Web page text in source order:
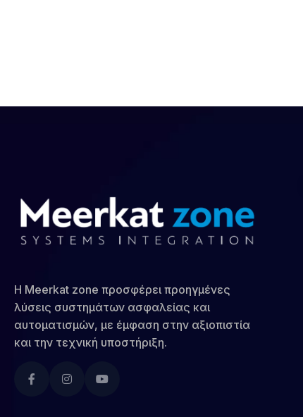
Η Meerkat zone προσφέρει προηγμένες
λύσεις συστημάτων ασφαλείας και
αυτοματισμών, με έμφαση στην αξιοπιστία
και την τεχνική υποστήριξη.